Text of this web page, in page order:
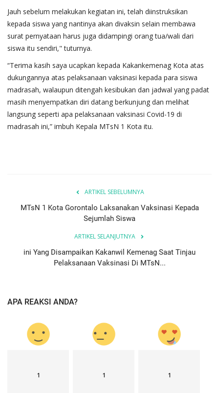
Jauh sebelum melakukan kegiatan ini, telah diinstruksikan
kepada siswa yang nantinya akan divaksin selain membawa
surat pernyataan harus juga didampingi orang tua/wali dari
siswa itu sendiri," tuturnya.
“Terima kasih saya ucapkan kepada Kakankemenag Kota atas
dukungannya atas pelaksanaan vaksinasi kepada para siswa
madrasah, walaupun ditengah kesibukan dan jadwal yang padat
masih menyempatkan diri datang berkunjung dan melihat
langsung seperti apa pelaksanaan vaksinasi Covid-19 di
madrasah ini,” imbuh Kepala MTsN 1 Kota itu.
ARTIKEL SEBELUMNYA
MTsN 1 Kota Gorontalo Laksanakan Vaksinasi Kepada
Sejumlah Siswa
ARTIKEL SELANJUTNYA
ini Yang Disampaikan Kakanwil Kemenag Saat Tinjau
Pelaksanaan Vaksinasi Di MTsN...
APA REAKSI ANDA?
1 1 1